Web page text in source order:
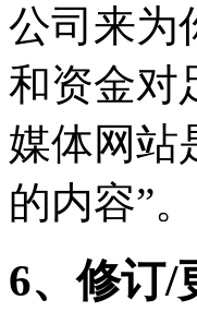
公司来为
和资金对
媒体网站
的内容”。
6、修订/